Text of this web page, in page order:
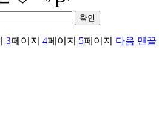
확인
3페이지 4페이지 5페이지 다음 맨끝